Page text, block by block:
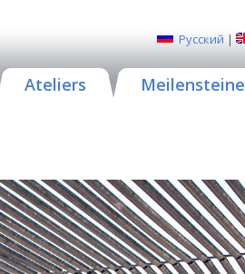
Русский |
Ateliers Meilensteine